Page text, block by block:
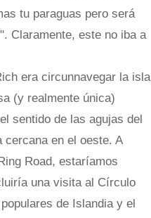
tu paraguas pero será
Claramente, este no iba a
era circunnavegar la isla
(y realmente única)
sentido de las agujas del
cercana en el oeste. A
Road, estaríamos
una visita al Círculo
de Islandia y el